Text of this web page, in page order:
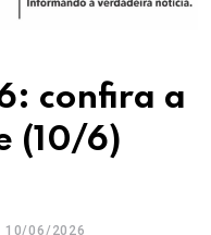
confira a
(10/6)
10/06/2026